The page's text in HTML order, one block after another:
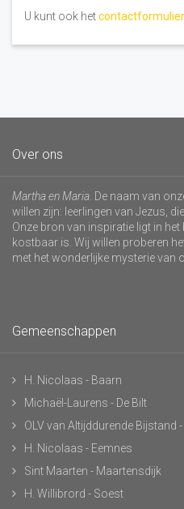
U kunt ook hetcontactformulier
Over ons
Martha en Maria . De naam van
willen zijn: leerlingen van Jezus,
Onze bron van inspiratie ligt in
kostbaar is. Wij willen proberen
met het wonderlijke mysterie van
Gemeenschappen
H. Nicolaas - Baarn
Michaël-Laurens - De Bilt
OLV van Altijddurende Bijstand
H. Nicolaas - Eemnes
Sint Maarten - Maartensdijk
H. Willibrord - Soest